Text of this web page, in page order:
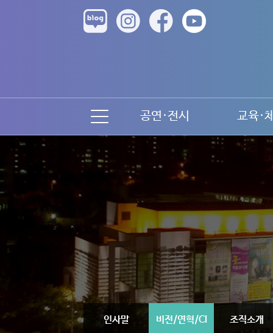
공연·전시 교육·
인사말 비전/연혁/CI 조직소개